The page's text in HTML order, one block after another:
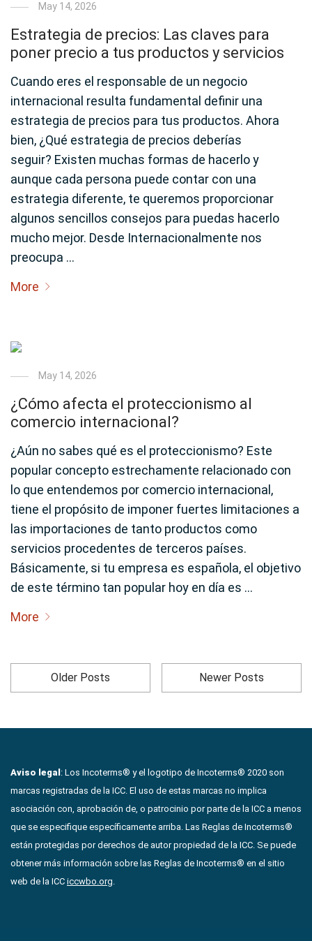
May 14, 2026
Estrategia de precios: Las claves para
poner precio a tus productos y servicios
Cuando eres el responsable de un negocio
internacional resulta fundamental definir una
estrategia de precios para tus productos. Ahora
bien, ¿Qué estrategia de precios deberías
seguir? Existen muchas formas de hacerlo y
aunque cada persona puede contar con una
estrategia diferente, te queremos proporcionar
algunos sencillos consejos para puedas hacerlo
mucho mejor. Desde Internacionalmente nos
preocupa …
More
May 14, 2026
¿Cómo afecta el proteccionismo al
comercio internacional?
¿Aún no sabes qué es el proteccionismo? Este
popular concepto estrechamente relacionado con
lo que entendemos por comercio internacional,
tiene el propósito de imponer fuertes limitaciones a
las importaciones de tanto productos como
servicios procedentes de terceros países.
Básicamente, si tu empresa es española, el objetivo
de este término tan popular hoy en día es …
More
Older Posts Newer Posts
Aviso legal: Los Incoterms® y el logotipo de Incoterms® 2020 son
marcas registradas de la ICC. El uso de estas marcas no implica
asociación con, aprobación de, o patrocinio por parte de la ICC a menos
que se especifique específicamente arriba. Las Reglas de Incoterms®
están protegidas por derechos de autor propiedad de la ICC. Se puede
obtener más información sobre las Reglas de Incoterms® en el sitio
web de la ICC iccwbo.org